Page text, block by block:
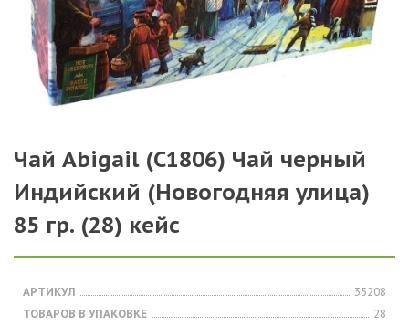
Чай Abigail (C1806) Чай черный
Индийский (Новогодняя улица)
85 гр. (28) кейс
АРТИКУЛ
35208
ТОВАРОВ В УПАКОВКЕ
28